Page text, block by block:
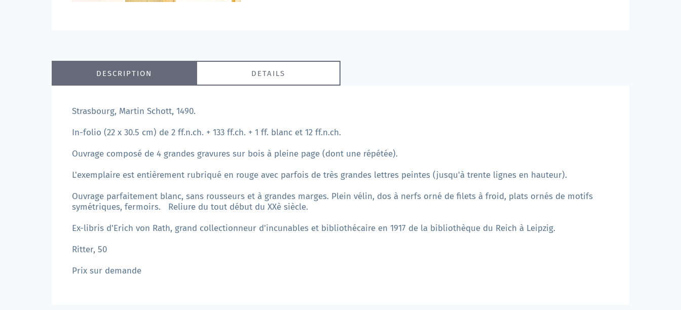
DESCRIPTION DETAILS
Strasbourg, Martin Schott, 1490.
In-folio (22 x 30.5 cm) de 2 ff.n.ch. + 133 ff.ch. + 1 ff. blanc et 12 ff.n.ch.
Ouvrage composé de 4 grandes gravures sur bois à pleine page (dont une répétée).
L'exemplaire est entièrement rubriqué en rouge avec parfois de très grandes lettres peintes (jusqu'à trente lignes en hauteur).
Ouvrage parfaitement blanc, sans rousseurs et à grandes marges. Plein vélin, dos à nerfs orné de filets à froid, plats ornés de motifs
symétriques, fermoirs. Reliure du tout début du XXè siècle.
Ex-libris d'Erich von Rath, grand collectionneur d'incunables et bibliothécaire en 1917 de la bibliothèque du Reich à Leipzig.
Ritter, 50
Prix sur demande